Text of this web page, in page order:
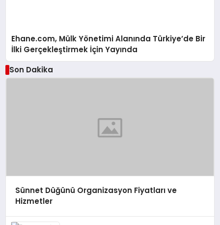
Ehane.com, Mülk Yönetimi Alanında Türkiye’de Bir
İlki Gerçekleştirmek İçin Yayında
Son Dakika
Sünnet Düğünü Organizasyon Fiyatları ve
Hizmetler